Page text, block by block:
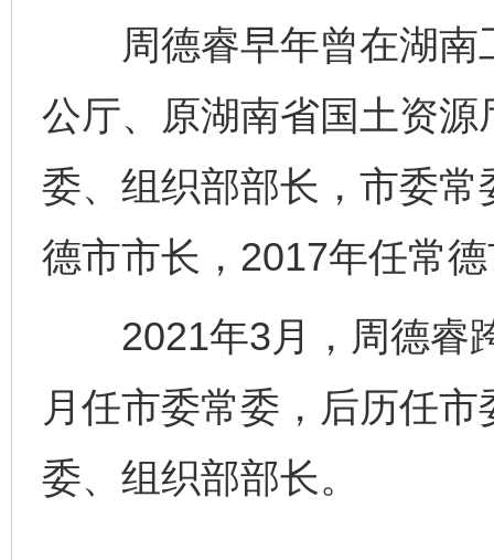
周德睿早年曾在湖南
公厅、原湖南省国土资
委、组织部部长，市委
德市市长，2017年任常
2021年3月，周德睿
月任市委常委，后历任
委、组织部部长。